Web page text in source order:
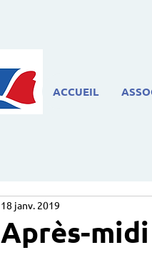
ACCUEIL
Après-
18 janv. 2019